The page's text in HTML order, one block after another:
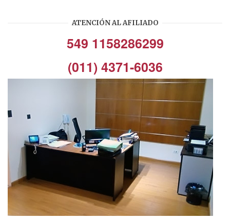
ATENCIÓN AL AFILIADO
549 1158286299
(011) 4371-6036